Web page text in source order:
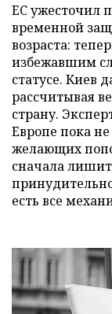
ЕС ужесточил
временной
возраста:
избежавшим
статусе. Киев
рассчитывая
страну.
Европе пока
желающих
сначала
есть все